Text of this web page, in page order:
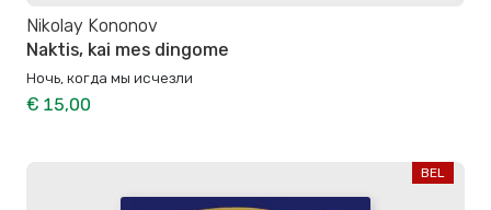
Nikolay Kononov
Naktis, kai mes dingome
Ночь, когда мы исчезли
€ 15,00
BEL